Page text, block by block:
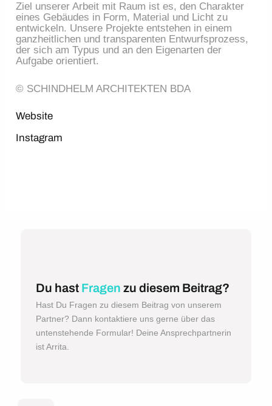
Ziel unserer Arbeit mit Raum ist es, den Charakter
eines Gebäudes in Form, Material und Licht zu
entwickeln. Unsere Projekte entstehen in einem
ganzheitlichen und transparenten Entwurfsprozess,
der sich am Typus und an den Eigenarten der
Aufgabe orientiert.
© SCHINDHELM ARCHITEKTEN BDA
Website
Instagram
Du hast Fragen zu diesem Beitrag?
Hast Du Fragen zu diesem Beitrag von unserem
Partner? Dann kontaktiere uns gerne über das
untenstehende Formular! Deine Ansprechpartnerin
ist Arrita.